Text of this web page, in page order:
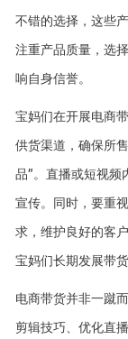
不错的选择，这些
注重产品质量，选
响自身信誉。
宝妈们在开展电商
供货渠道，确保所
品”。直播或短视频
宣传。同时，要重
求，维护良好的客
宝妈们长期发展带
电商带货并非一蹴
剪辑技巧、优化直